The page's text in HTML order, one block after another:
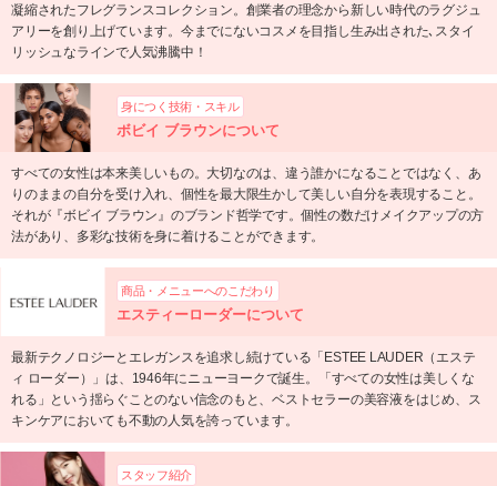
凝縮されたフレグランスコレクション。創業者の理念から新しい時代のラグジュ
アリーを創り上げています。今までにないコスメを目指し生み出された､スタイ
リッシュなラインで人気沸騰中！
身につく技術・スキル
ボビイ ブラウンについて
すべての女性は本来美しいもの。大切なのは、違う誰かになることではなく、あ
りのままの自分を受け入れ、個性を最大限生かして美しい自分を表現すること。
それが『ボビイ ブラウン』のブランド哲学です。個性の数だけメイクアップの方
法があり、多彩な技術を身に着けることができます。
商品・メニューへのこだわり
エスティーローダーについて
最新テクノロジーとエレガンスを追求し続けている「ESTEE LAUDER（エステ
ィ ローダー）」は、1946年にニューヨークで誕生。「すべての女性は美しくな
れる」という揺らぐことのない信念のもと、ベストセラーの美容液をはじめ、ス
キンケアにおいても不動の人気を誇っています。
スタッフ紹介